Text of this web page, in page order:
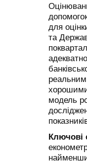
для
та
реальним
модель
Ключові